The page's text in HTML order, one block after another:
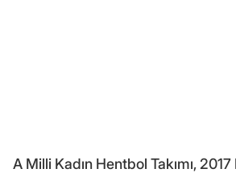
A Milli Kadın Hentbol Takımı,